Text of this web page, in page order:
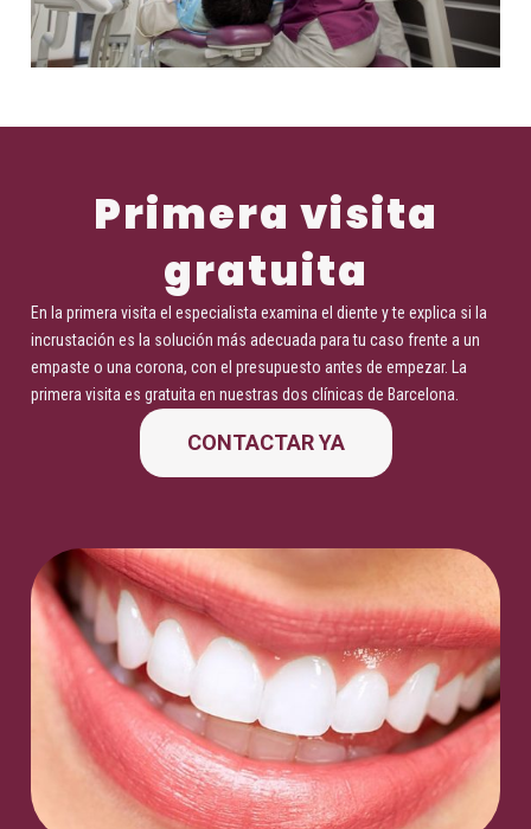
Primera visita
gratuita
En la primera visita el especialista examina el diente y te explica si la
incrustación es la solución más adecuada para tu caso frente a un
empaste o una corona, con el presupuesto antes de empezar. La
primera visita es gratuita en nuestras dos clínicas de Barcelona.
CONTACTAR YA